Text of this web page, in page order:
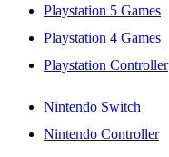
Playstation 5 Games
Playstation 4 Games
Playstation Controller
Nintendo Switch
Nintendo Controller